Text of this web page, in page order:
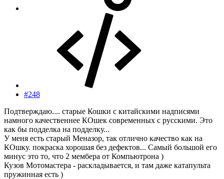
#248
Подтверждаю.... старые Кошки с китайскими надписями
намного качественнее КОшек современных с русскими. Это
как бы подделка на подделку...
У меня есть старый Меназор, так отлично качество как на
КОшку. покраска хорошая без дефектов... Самый большой его
минус это то, что 2 мембера от Компьютрона )
Кузов Мотомастера - раскладывается, и там даже катапульта
пружинная есть )